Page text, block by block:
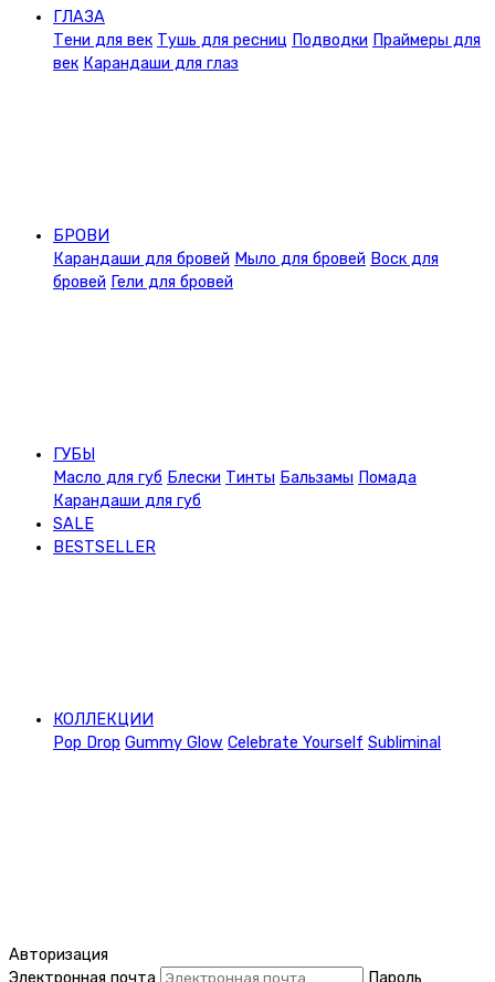
ГЛАЗА
Тени для век Тушь для ресниц Подводки Праймеры для
век Карандаши для глаз
БРОВИ
Карандаши для бровей Мыло для бровей Воск для
бровей Гели для бровей
ГУБЫ
Масло для губ Блески Тинты Бальзамы Помада
Карандаши для губ
SALE
BESTSELLER
КОЛЛЕКЦИИ
Pop Drop Gummy Glow Celebrate Yourself Subliminal
Авторизация
Электронная почта
Пароль